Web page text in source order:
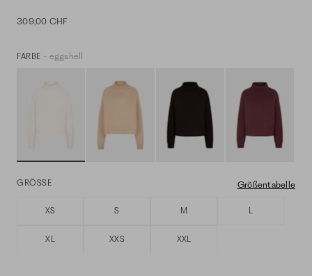
309,00 CHF
FARBE - eggshell
GRÖSSE Größentabelle
XS S M L
XL XXS XXL